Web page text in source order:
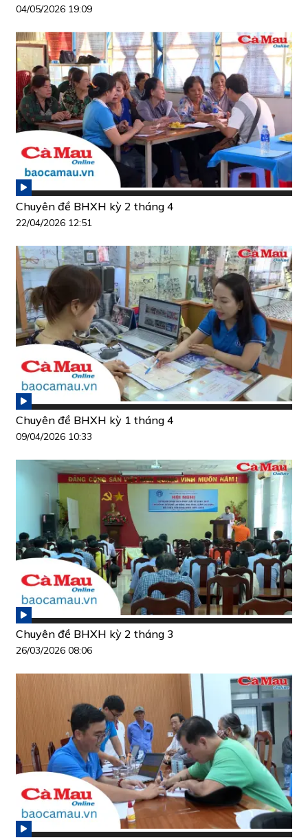
04/05/2026 19:09
Chuyên đề BHXH kỳ 2 tháng 4
22/04/2026 12:51
Chuyên đề BHXH kỳ 1 tháng 4
09/04/2026 10:33
Chuyên đề BHXH kỳ 2 tháng 3
26/03/2026 08:06